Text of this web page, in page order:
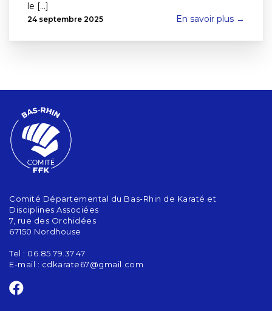
le [...]
24 septembre 2025 En savoir plus →
Comité Départemental du Bas-Rhin de Karaté et
Disciplines Associées
7, rue des Orchidées
67150 Nordhouse
Tel : 06.85.79.37.47
E-mail : cdkarate67@gmail.com